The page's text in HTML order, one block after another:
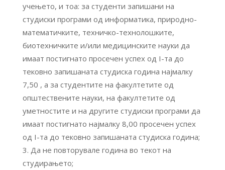
учењето, и тоа: за студенти запишани на
студиски програми од информатика, природно-
математичките, техничко-технолошките,
биотехничките и/или медицинските науки да
имаат постигнато просечен успех од I-та до
тековно запишаната студиска година најмалку
7,50 , а за студентите на факултетите од
општествените науки, на факултетите од
уметностите и на другите студиски програми да
имаат постигнато најмалку 8,00 просечен успех
од I-та до тековно запишаната студиска година;
3. Да не повторувале година во текот на
студирањето;